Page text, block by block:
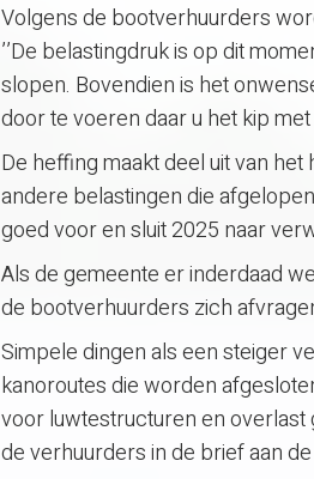
Volgens de bootverhuurders
’’De belastingdruk is op dit
slopen. Bovendien is het
door te voeren daar u het kip met
De heffing maakt deel uit van
andere belastingen die
goed voor en sluit 2025 naar
Als de gemeente er inderdaad
de bootverhuurders zich
Simpele dingen als een steiger
kanoroutes die worden
voor luwtestructuren en
de verhuurders in de brief aan